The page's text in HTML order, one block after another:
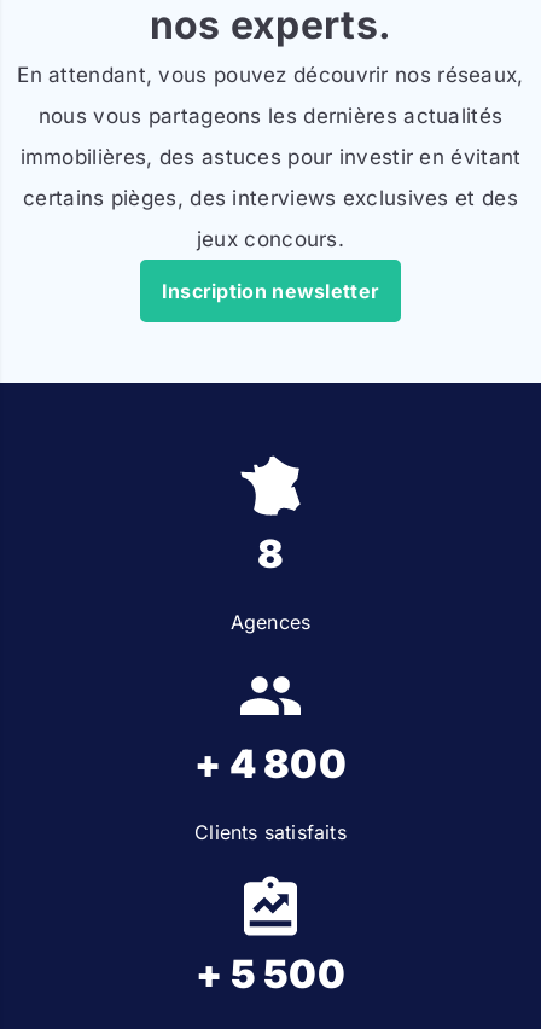
nos experts.
En attendant, vous pouvez découvrir nos réseaux,
nous vous partageons les dernières actualités
immobilières, des astuces pour investir en évitant
certains pièges, des interviews exclusives et des
jeux concours.
Inscription newsletter
8
Agences
+ 4 800
Clients satisfaits
+ 5 500